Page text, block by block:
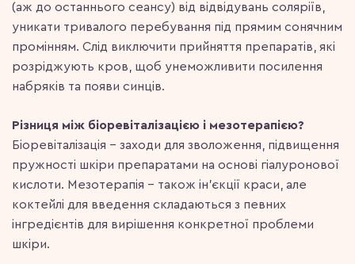
(аж до останнього сеансу) від відвідувань соляріїв,
уникати тривалого перебування під прямим сонячним
промінням. Слід виключити прийняття препаратів, які
розріджують кров, щоб унеможливити посилення
набряків та появи синців.
Різниця між біоревіталізацією і мезотерапією?
Біоревіталізація – заходи для зволоження, підвищення
пружності шкіри препаратами на основі гіалуронової
кислоти. Мезотерапія – також ін’єкції краси, але
коктейлі для введення складаються з певних
інгредієнтів для вирішення конкретної проблеми
шкіри.